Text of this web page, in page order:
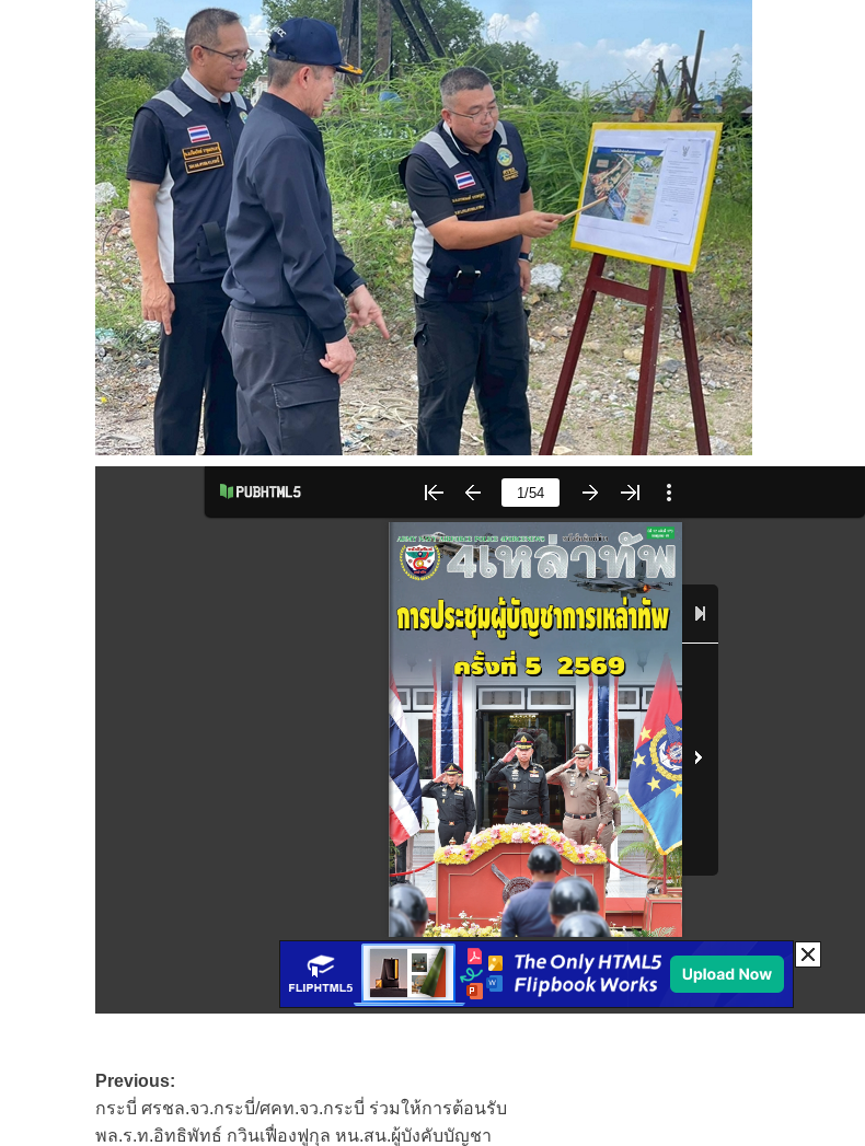
Post
navigation
Previous:
กระบี่ ศรชล.จว.กระบี่/ศคท.จว.กระบี่ ร่วมให้การต้อนรับ
พล.ร.ท.อิทธิพัทธ์ กวินเฟื่องฟูกุล หน.สน.ผู้บังคับบัญชา